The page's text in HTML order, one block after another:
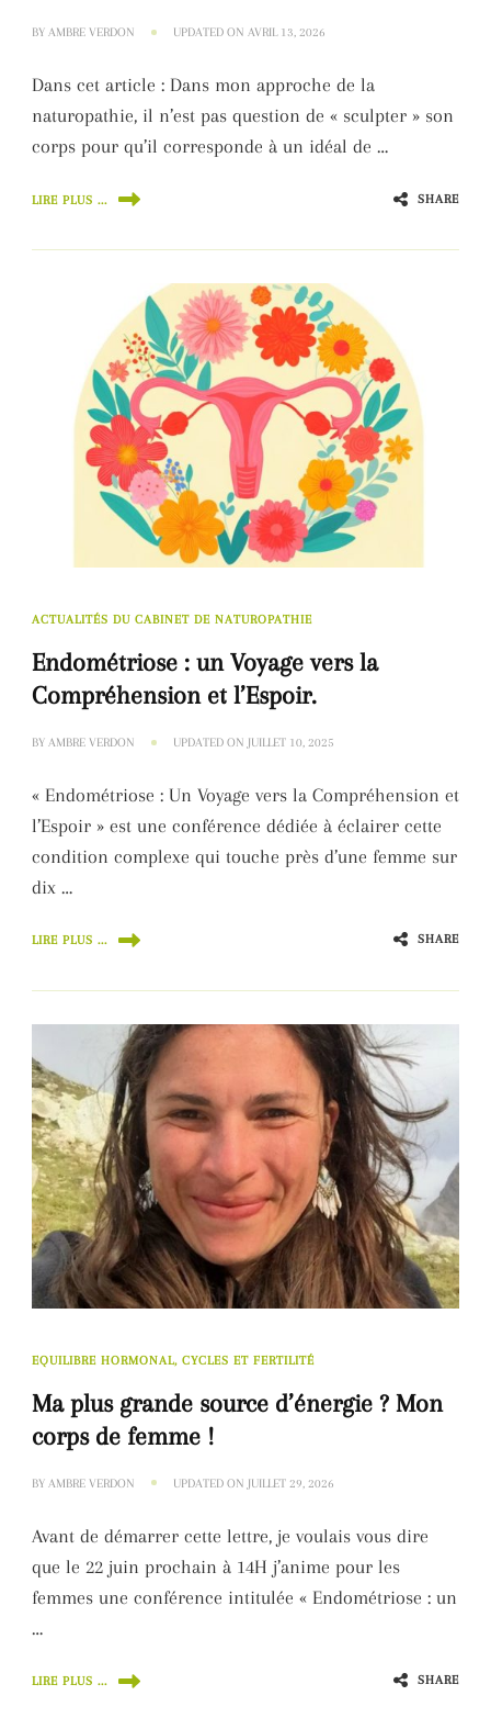
BY AMBRE VERDON UPDATED ON AVRIL 13, 2026
Dans cet article : Dans mon approche de la
naturopathie, il n’est pas question de « sculpter » son
corps pour qu’il corresponde à un idéal de …
LIRE PLUS ... SHARE
ACTUALITÉS DU CABINET DE NATUROPATHIE
Endométriose : un Voyage vers la
Compréhension et l’Espoir.
BY AMBRE VERDON UPDATED ON JUILLET 10, 2025
« Endométriose : Un Voyage vers la Compréhension et
l’Espoir » est une conférence dédiée à éclairer cette
condition complexe qui touche près d’une femme sur
dix …
LIRE PLUS ... SHARE
EQUILIBRE HORMONAL, CYCLES ET FERTILITÉ
Ma plus grande source d’énergie ? Mon
corps de femme !
BY AMBRE VERDON UPDATED ON JUILLET 29, 2026
Avant de démarrer cette lettre, je voulais vous dire
que le 22 juin prochain à 14H j’anime pour les
femmes une conférence intitulée « Endométriose : un
…
LIRE PLUS ... SHARE